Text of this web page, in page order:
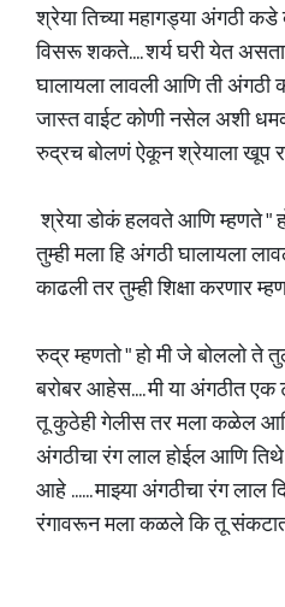
श्रेया तिच्या महागड्या अंगठी
विसरू शकते.... शर्य घरी येत
घालायला लावली आणि ती अंगठी
जास्त वाईट कोणी नसेल अशी
रुद्रच बोलणं ऐकून श्रेयाला खूप
श्रेया डोकं हलवते आणि म्हणते "
तुम्ही मला हि अंगठी घालायला
काढली तर तुम्ही शिक्षा करणार
रुद्र म्हणतो " हो मी जे बोललो
बरोबर आहेस.... मी या अंगठीत
तू कुठेही गेलीस तर मला कळेल
अंगठीचा रंग लाल होईल आणि
आहे ...... माझ्या अंगठीचा रंग लाल
रंगावरून मला कळले कि तू